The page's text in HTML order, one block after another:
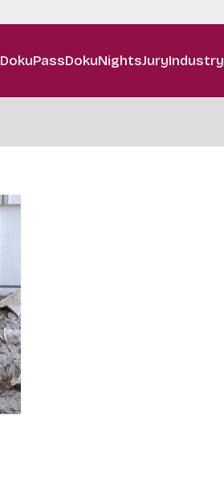
DokuPassDokuNightsJuryIndustry